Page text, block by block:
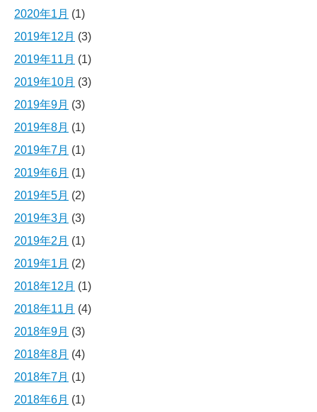
2020年1月 (1)
2019年12月 (3)
2019年11月 (1)
2019年10月 (3)
2019年9月 (3)
2019年8月 (1)
2019年7月 (1)
2019年6月 (1)
2019年5月 (2)
2019年3月 (3)
2019年2月 (1)
2019年1月 (2)
2018年12月 (1)
2018年11月 (4)
2018年9月 (3)
2018年8月 (4)
2018年7月 (1)
2018年6月 (1)